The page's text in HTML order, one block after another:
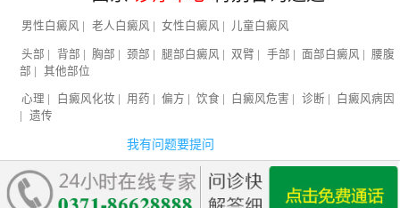
男性白癜风 老人白癜风 女性白癜风 儿童白癜风
头部 | 背部 | 胸部 | 颈部 | 腿部白癜风 | 双臂 | 手部 | 面部白癜风 | 腰腹
部 | 其他部位
心理 白癜风化妆 用药 偏方 饮食 白癜风危害 诊断
白癜风病因
遗传
我有问题要提问